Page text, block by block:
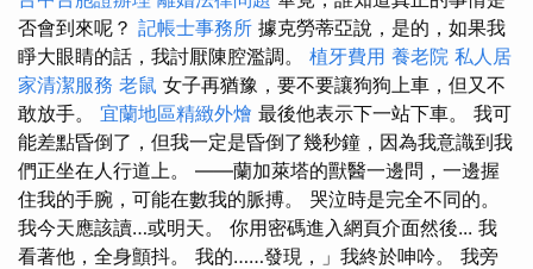
否會到來呢？ 記帳士事務所 據克勞蒂亞說，是的，如果我
睜大眼睛的話，我討厭陳腔濫調。 植牙費用 養老院 私人居
家清潔服務 老鼠 女子再猶豫，要不要讓狗狗上車，但又不
敢放手。 宜蘭地區精緻外燴 最後他表示下一站下車。 我可
能差點昏倒了，但我一定是昏倒了幾秒鐘，因為我意識到我
們正坐在人行道上。 ——蘭加萊塔的獸醫一邊問，一邊握
住我的手腕，可能在數我的脈搏。 哭泣時是完全不同的。
我今天應該讀…或明天。 你用密碼進入網頁介面然後... 我
看著他，全身顫抖。 我的……發現，」我終於呻吟。 我旁